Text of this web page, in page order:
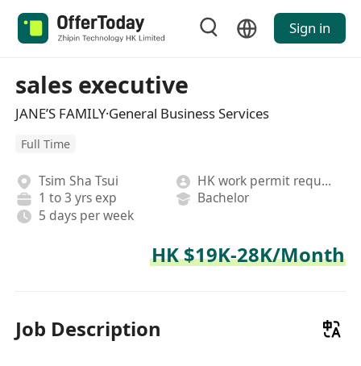
Sign in
sales executive
JANE’S FAMILY·General Business Services
Full Time
Tsim Sha Tsui
HK work permit required
1 to 3 yrs exp
Bachelor
5 days per week
HK $19K-28K/Month
Job Description